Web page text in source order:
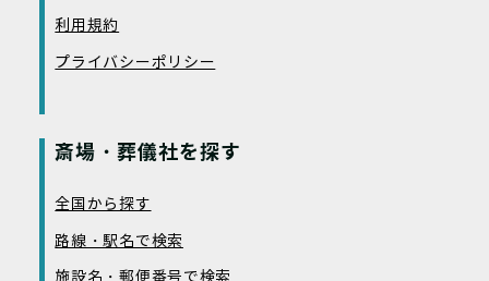
利用規約
プライバシーポリシー
斎場・葬儀社を探す
全国から探す
路線・駅名で検索